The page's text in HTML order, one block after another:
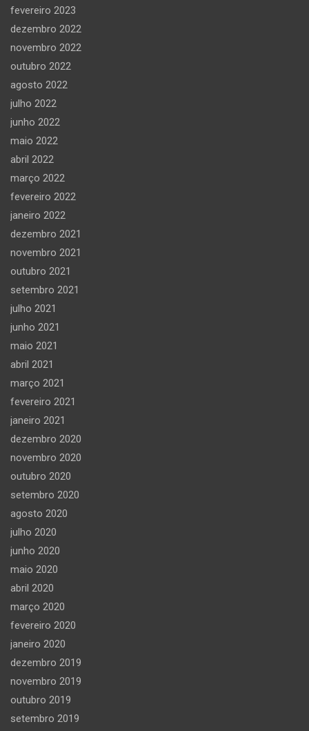
fevereiro 2023
dezembro 2022
novembro 2022
outubro 2022
agosto 2022
julho 2022
junho 2022
maio 2022
abril 2022
março 2022
fevereiro 2022
janeiro 2022
dezembro 2021
novembro 2021
outubro 2021
setembro 2021
julho 2021
junho 2021
maio 2021
abril 2021
março 2021
fevereiro 2021
janeiro 2021
dezembro 2020
novembro 2020
outubro 2020
setembro 2020
agosto 2020
julho 2020
junho 2020
maio 2020
abril 2020
março 2020
fevereiro 2020
janeiro 2020
dezembro 2019
novembro 2019
outubro 2019
setembro 2019